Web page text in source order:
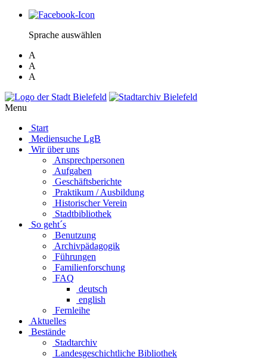
Sprache auswählen
A
A
A
Menu
Start
Mediensuche LgB
Wir über uns
Ansprechpersonen
Aufgaben
Geschäftsberichte
Praktikum / Ausbildung
Historischer Verein
Stadtbibliothek
So geht´s
Benutzung
Archivpädagogik
Führungen
Familienforschung
FAQ
deutsch
english
Fernleihe
Aktuelles
Bestände
Stadtarchiv
Landesgeschichtliche Bibliothek